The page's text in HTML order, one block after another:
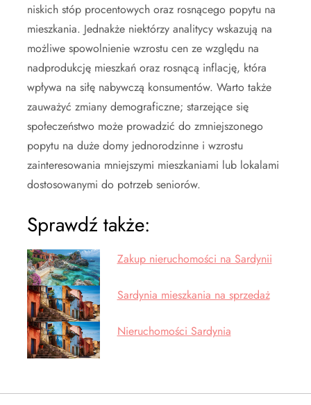
niskich stóp procentowych oraz rosnącego popytu na
mieszkania. Jednakże niektórzy analitycy wskazują na
możliwe spowolnienie wzrostu cen ze względu na
nadprodukcję mieszkań oraz rosnącą inflację, która
wpływa na siłę nabywczą konsumentów. Warto także
zauważyć zmiany demograficzne; starzejące się
społeczeństwo może prowadzić do zmniejszonego
popytu na duże domy jednorodzinne i wzrostu
zainteresowania mniejszymi mieszkaniami lub lokalami
dostosowanymi do potrzeb seniorów.
Sprawdź także:
Zakup nieruchomości na Sardynii
Sardynia mieszkania na sprzedaż
Nieruchomości Sardynia